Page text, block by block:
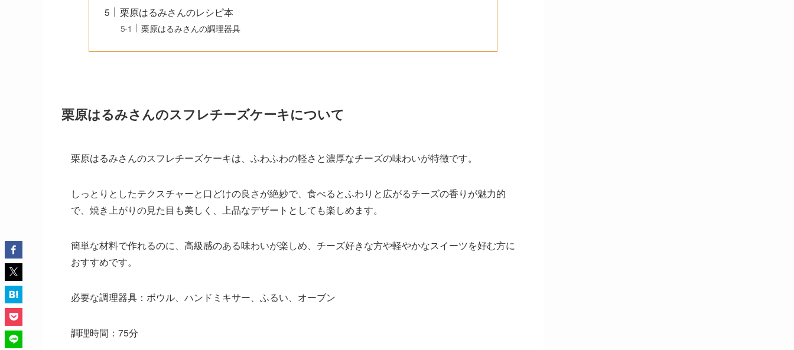
栗原はるみさんのレシピ本
栗原はるみさんの調理器具
栗原はるみさんのスフレチーズケーキについて
栗原はるみさんのスフレチーズケーキは、ふわふわの軽さと濃厚なチーズの味わいが特徴です。
しっとりとしたテクスチャーと口どけの良さが絶妙で、食べるとふわりと広がるチーズの香りが魅力的
で、焼き上がりの見た目も美しく、上品なデザートとしても楽しめます。
簡単な材料で作れるのに、高級感のある味わいが楽しめ、チーズ好きな方や軽やかなスイーツを好む方に
おすすめです。
必要な調理器具：ボウル、ハンドミキサー、ふるい、オーブン
調理時間：75分